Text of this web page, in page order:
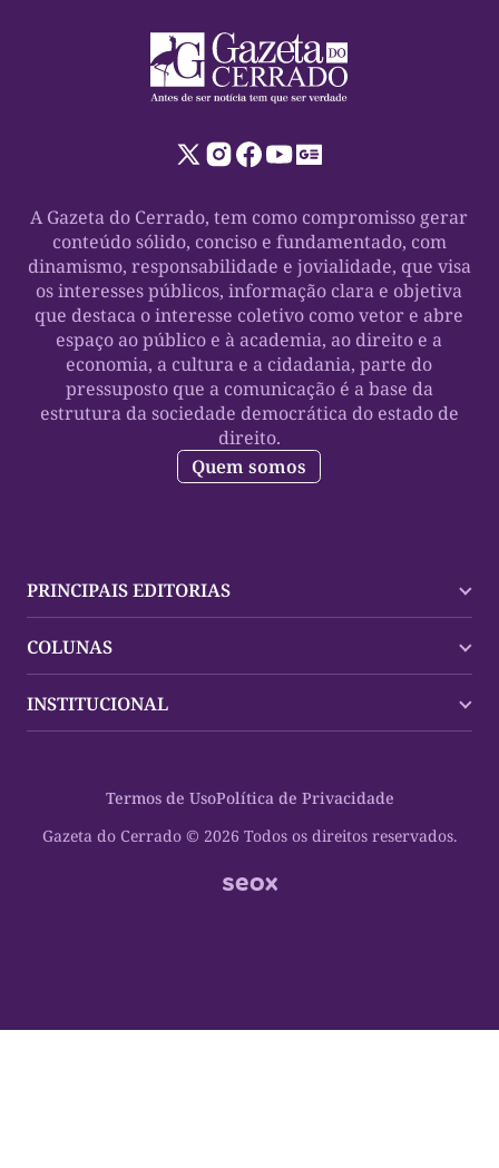
A Gazeta do Cerrado, tem como compromisso gerar
conteúdo sólido, conciso e fundamentado, com
dinamismo, responsabilidade e jovialidade, que visa
os interesses públicos, informação clara e objetiva
que destaca o interesse coletivo como vetor e abre
espaço ao público e à academia, ao direito e a
economia, a cultura e a cidadania, parte do
pressuposto que a comunicação é a base da
estrutura da sociedade democrática do estado de
direito.
Quem somos
PRINCIPAIS EDITORIAS
Palmas
Mundo
Oportunidades
Cultura
COLUNAS
Policial
Planeta Vivo
Espaço Cidadania
INSTITUCIONAL
Gazeta do Cerrado © 2026 Todos os direitos reservados.
Termos de UsoPolítica de Privacidade